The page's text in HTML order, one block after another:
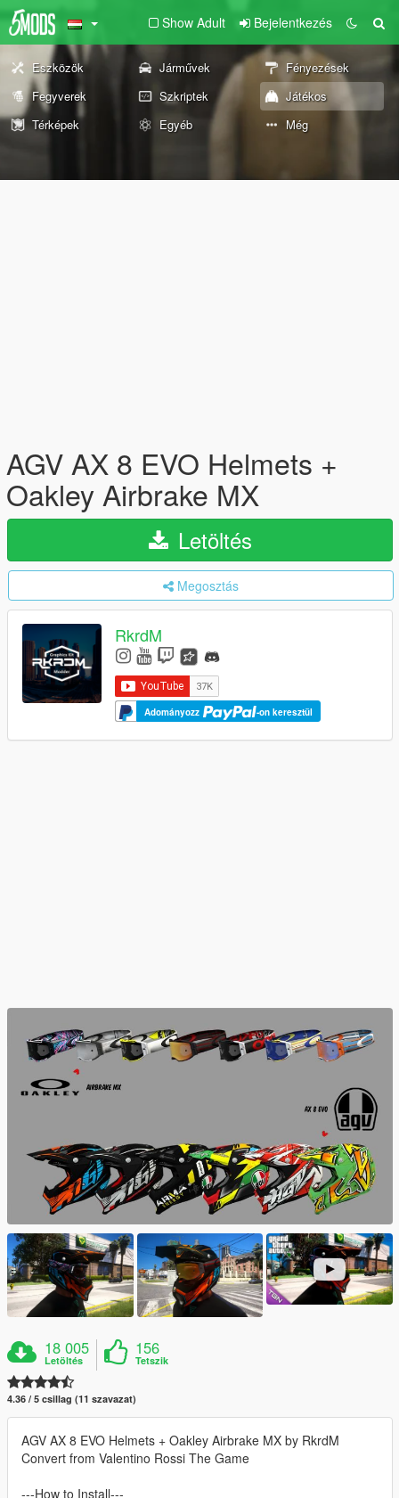
Show Adult Bejelentkezés
Eszközök Járművek
Fényezések
Fegyverek
Szkriptek
Játékos
Térképek
Egyéb Még
AGV AX 8 EVO Helmets +
Oakley Airbrake MX
Letöltés
Megosztás
RkrdM
Adományozz -on keresztül
18 005
Letöltés
156
Tetszik
4.36 / 5 csillag (11 szavazat)
AGV AX 8 EVO Helmets + Oakley Airbrake MX by RkrdM
Convert from Valentino Rossi The Game
---How to Install---